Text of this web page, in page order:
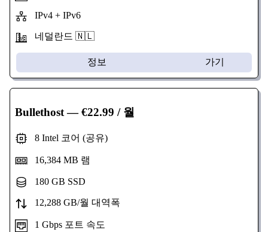
IPv4 + IPv6
네덜란드 🇳🇱
정보 가기
Bullethost— €22.99 / 월
8 Intel 코어 (공유)
16,384 MB 램
180 GB SSD
12,288 GB/월 대역폭
1 Gbps 포트 속도